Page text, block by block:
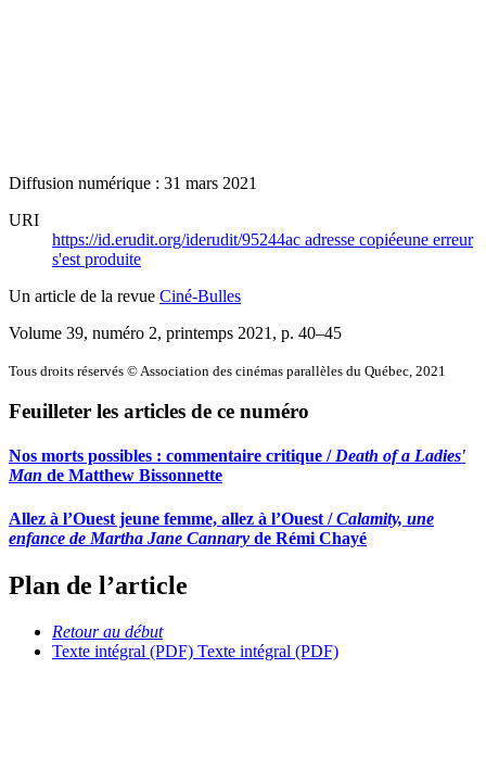
Diffusion numérique : 31 mars 2021
URI
https://id.erudit.org/iderudit/95244ac adresse copiéeune erreur
s'est produite
Un article de la revue Ciné-Bulles
Volume 39, numéro 2, printemps 2021 , p. 40–45
Tous droits réservés © Association des cinémas parallèles du Québec, 2021
Feuilleter les articles de ce numéro
Nos morts possibles : commentaire critique /Death of a Ladies'
Man de Matthew Bissonnette
Allez à l’Ouest jeune femme, allez à l’Ouest /Calamity, une
enfance de Martha Jane Cannary de Rémi Chayé
Plan de l’article
Retour au début
Texte intégral (PDF) Texte intégral (PDF)